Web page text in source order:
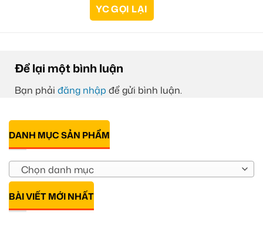
Để lại một bình luận
Bạn phải đăng nhập để gửi bình luận.
DANH MỤC SẢN PHẨM
Chọn danh mục
BÀI VIẾT MỚI NHẤT